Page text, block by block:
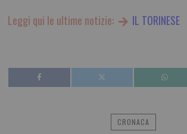
Leggi qui le ultime notizie: IL TORINESE
CRONACA